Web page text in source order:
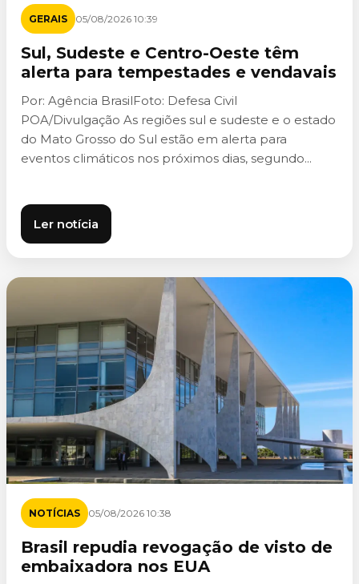
GERAIS 05/08/2026 10:39
Sul, Sudeste e Centro-Oeste têm
alerta para tempestades e vendavais
Por: Agência BrasilFoto: Defesa Civil
POA/Divulgação As regiões sul e sudeste e o estado
do Mato Grosso do Sul estão em alerta para
eventos climáticos nos próximos dias, segundo...
Ler notícia
NOTÍCIAS 05/08/2026 10:38
Brasil repudia revogação de visto de
embaixadora nos EUA